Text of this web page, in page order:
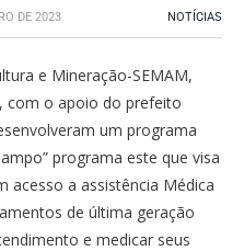
DE 2023 NOTÍCIAS
e Mineração-SEMAM,
com o apoio do prefeito
um programa
programa este que visa
acesso a assistência Médica
de última geração
e medicar seus